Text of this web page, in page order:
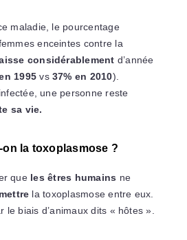
maladie, le pourcentage
enceintes contre la
considérablement d’année
1995 vs 37% en 2010).
une personne reste
sa vie.
la toxoplasmose ?
que les êtres humains ne
la toxoplasmose entre eux.
le biais d’animaux dits « hôtes ».